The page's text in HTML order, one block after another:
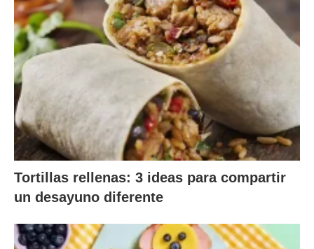
Tortillas rellenas: 3 ideas para compartir
un desayuno diferente